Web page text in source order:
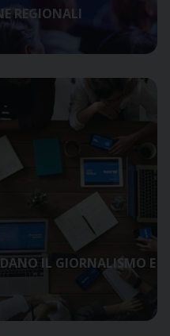
REGIONALI
IL GIORNALISMO E